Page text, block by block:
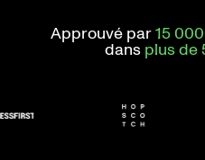
Approuvé par15
dans plus de